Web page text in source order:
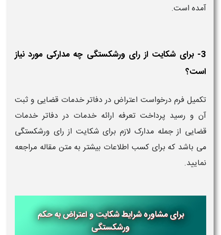
آمده است.
3- برای شکایت از رای ورشکستگی چه مدارکی مورد نیاز
است؟
تکمیل فرم درخواست اعتراض در دفاتر خدمات قضایی و ثبت
آن و رسید پرداخت تعرفه ارائه خدمات در دفاتر خدمات
قضایی از جمله مدارک لازم برای شکایت از رای ورشکستگی
می باشد که برای کسب اطلاعات بیشتر به متن مقاله مراجعه
نمایید.
برای مشاوره شرایط شکایت و اعتراض به حکم
ورشکستگی